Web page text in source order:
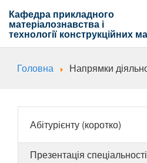
Кафедра прикладного
матеріалознавства і
технології конструкційних
Головна Напрямки
Абітурієнту (коротко)
Презентація спеціальності